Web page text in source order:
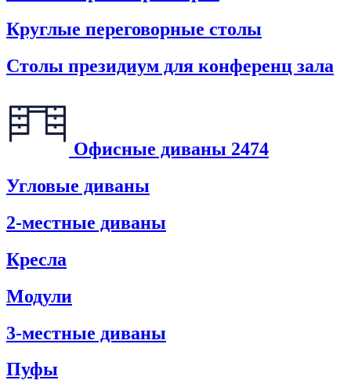
Круглые переговорные столы
Столы президиум для конференц зала
Офисные диваны 2474
Угловые диваны
2-местные диваны
Кресла
Модули
3-местные диваны
Пуфы